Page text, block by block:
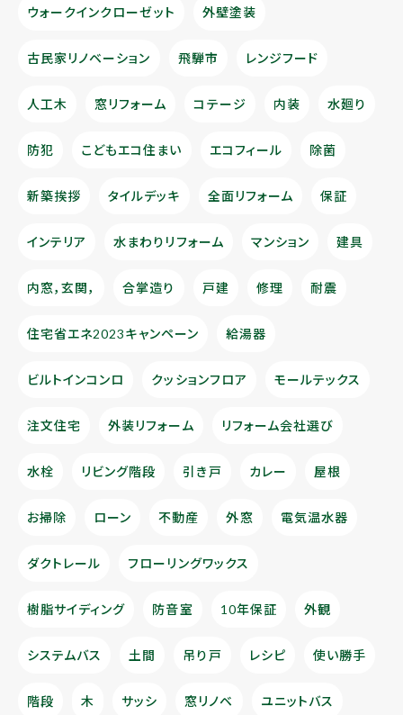
ウォークインクローゼット 外壁塗装
古民家リノベーション 飛騨市 レンジフード
人工木 窓リフォーム コテージ 内装 水廻り
防犯 こどもエコ住まい エコフィール 除菌
新築挨拶 タイルデッキ 全面リフォーム 保証
インテリア 水まわりリフォーム マンション 建具
内窓，玄関， 合掌造り 戸建 修理 耐震
住宅省エネ2023キャンペーン 給湯器
ビルトインコンロ クッションフロア モールテックス
注文住宅 外装リフォーム リフォーム会社選び
水栓 リビング階段 引き戸 カレー 屋根
お掃除 ローン 不動産 外窓 電気温水器
ダクトレール フローリングワックス
樹脂サイディング 防音室 10年保証 外観
システムバス 土間 吊り戸 レシピ 使い勝手
階段 木 サッシ 窓リノベ ユニットバス